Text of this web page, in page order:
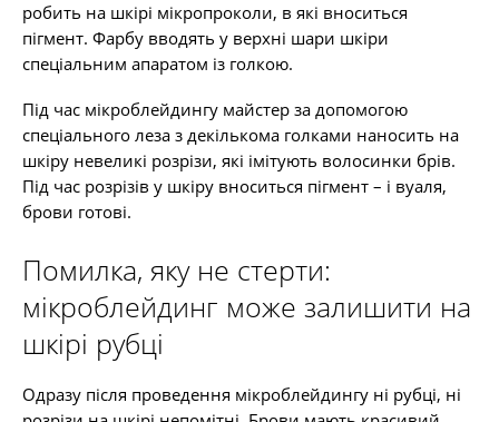
робить на шкірі мікропроколи, в які вноситься
пігмент. Фарбу вводять у верхні шари шкіри
спеціальним апаратом із голкою.
Під час мікроблейдингу майстер за допомогою
спеціального леза з декількома голками наносить на
шкіру невеликі розрізи, які імітують волосинки брів.
Під час розрізів у шкіру вноситься пігмент – і вуаля,
брови готові.
Помилка, яку не стерти:
мікроблейдинг може залишити на
шкірі рубці
Одразу після проведення мікроблейдингу ні рубці, ні